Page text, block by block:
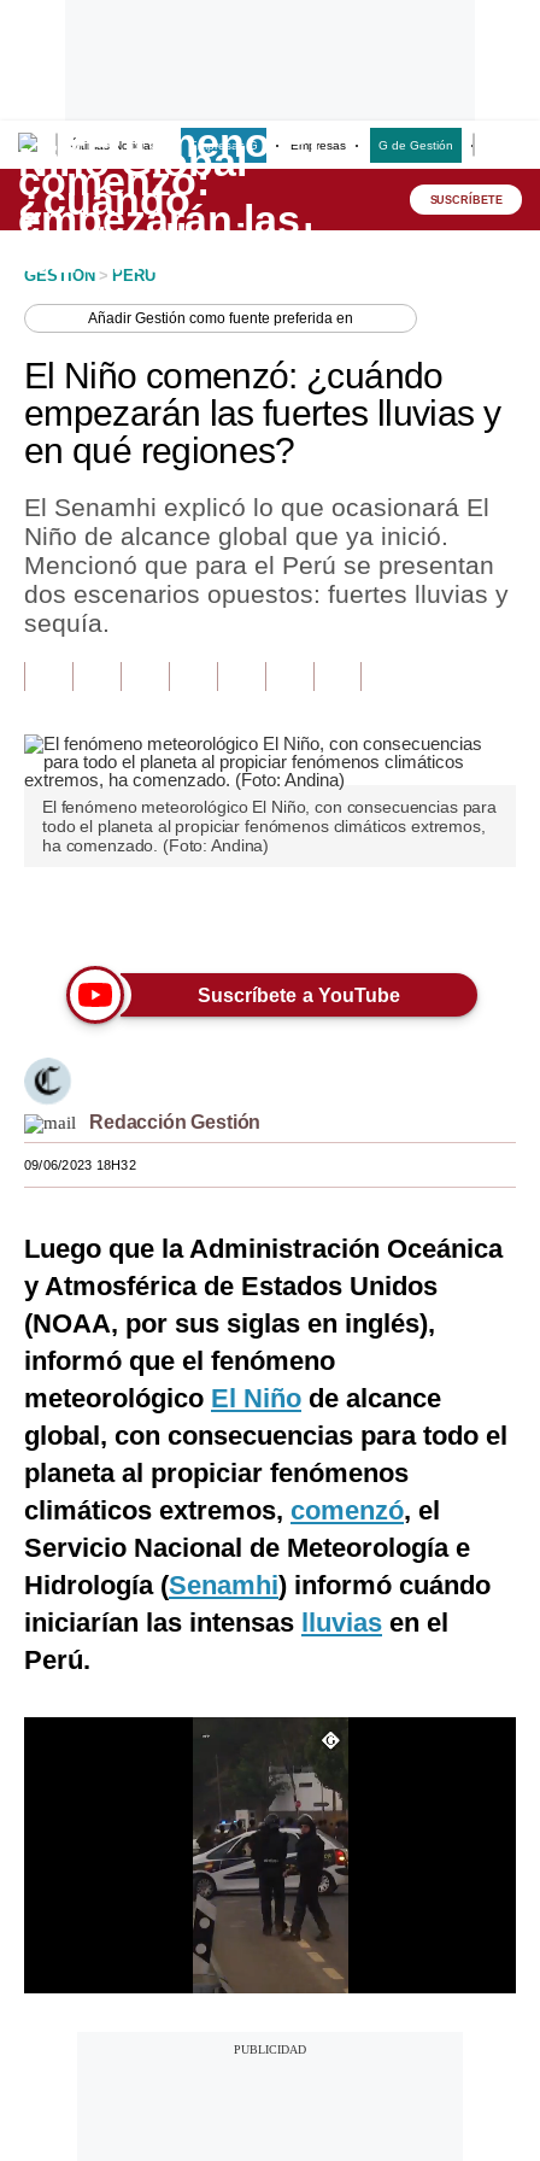
Últimas Noticias Empresas G Empresas G de Gestión
Lo último
Peru Quiosco
Economía
Mercados
Política
Tu Dinero
Finanzas Personales
Opinión
Editorial
Tendencias
Lujo
Viajes
Moda
Estilos
EEUU
España
Internacional
Tecnología
Club del Suscriptor
Mix
G de Gestión
Notas Contratadas
SUSCRÍBETE
GESTION > PERU
AñadirGestión como fuente preferida en
El Niño comenzó: ¿cuándo
empezarán las fuertes lluvias y
en qué regiones?
El Senamhi explicó lo que ocasionará El
Niño de alcance global que ya inició.
Mencionó que para el Perú se presentan
dos escenarios opuestos: fuertes lluvias y
sequía.
El fenómeno meteorológico El Niño, con consecuencias para
todo el planeta al propiciar fenómenos climáticos extremos,
ha comenzado. (Foto: Andina)
Suscríbete a YouTube
Redacción Gestión
09/06/2023 18H32
Luego que la Administración Oceánica
y Atmosférica de Estados Unidos
(NOAA, por sus siglas en inglés),
informó que el fenómeno
meteorológico El Niño de alcance
global, con consecuencias para todo el
planeta al propiciar fenómenos
climáticos extremos, comenzó, el
Servicio Nacional de Meteorología e
Hidrología (Senamhi) informó cuándo
iniciarían las intensas lluvias en el
Perú.